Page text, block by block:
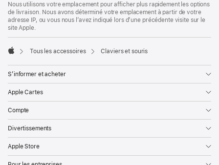
Nous utilisons votre emplacement pour afficher plus rapidement les options
de livraison. Nous avons déterminé votre emplacement à partir de votre
adresse IP, ou vous nous l’avez indiqué lors d’une précédente visite sur le
site Apple.
Tous les accessoires Claviers et souris
S’informer et acheter
Apple Cartes
Compte
Divertissements
Apple Store